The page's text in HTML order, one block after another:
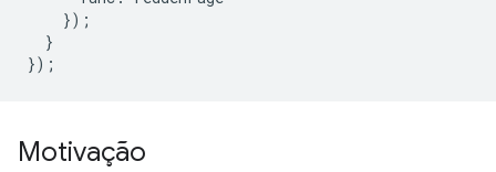
});
}
});
Motivação